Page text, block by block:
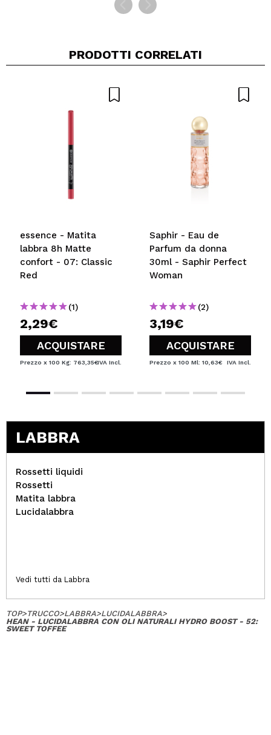
PRODOTTI CORRELATI
essence - Matita
labbra 8h Matte
confort - 07: Classic
Red
(1)
2,29€
ACQUISTARE
Prezzo x 100 Kg: 763,35€IVA Incl.
Saphir - Eau de
Parfum da donna
30ml - Saphir Perfect
Woman
(2)
3,19€
ACQUISTARE
Prezzo x 100 Ml: 10,63€ IVA Incl.
LABBRA
Rossetti liquidi
Rossetti
Matita labbra
Lucidalabbra
Vedi tutti da Labbra
TOP>TRUCCO>LABBRA>LUCIDALABBRA>
HEAN - LUCIDALABBRA CON OLI NATURALI HYDRO BOOST - 52:
SWEET TOFFEE